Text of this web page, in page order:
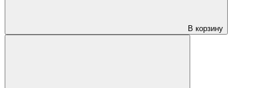
В корзину